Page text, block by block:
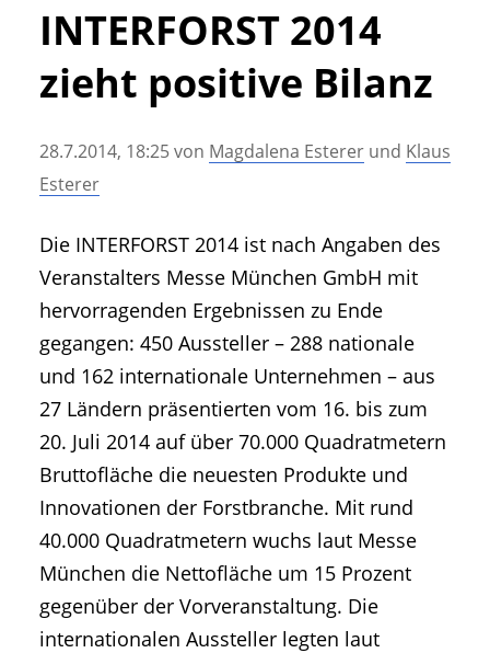
• Hof- und Stalltechnik
• Forst, Garten und Kommune
• NawaRo und erneuerbare Energie
• Sonstige Landtechnik
• Landtechnik allgemein
• DLG Testberichte
• Messen und Veranstaltungen
• Mitteilung der Redaktion
• Agritechnica Neuheiten Archiv
• Artikel nach Hersteller/Marke
INTERFORST 2014
zieht positive Bilanz
28.7.2014, 18:25von Magdalena Esterer und Klaus
Esterer
Die INTERFORST 2014 ist nach Angaben des
Veranstalters Messe München GmbH mit
hervorragenden Ergebnissen zu Ende
gegangen: 450 Aussteller – 288 nationale
und 162 internationale Unternehmen – aus
27 Ländern präsentierten vom 16. bis zum
20. Juli 2014 auf über 70.000 Quadratmetern
Bruttofläche die neuesten Produkte und
Innovationen der Forstbranche. Mit rund
40.000 Quadratmetern wuchs laut Messe
München die Nettofläche um 15 Prozent
gegenüber der Vorveranstaltung. Die
internationalen Aussteller legten laut